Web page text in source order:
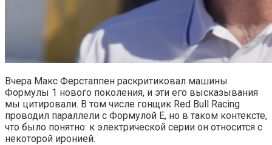
Вчера Макс Ферстаппен раскритиковал машины
Формулы 1 нового поколения, и эти его высказывания
мы цитировали. В том числе гонщик Red Bull Racing
проводил параллели с Формулой E, но в таком контексте,
что было понятно: к электрической серии он относится с
некоторой иронией.